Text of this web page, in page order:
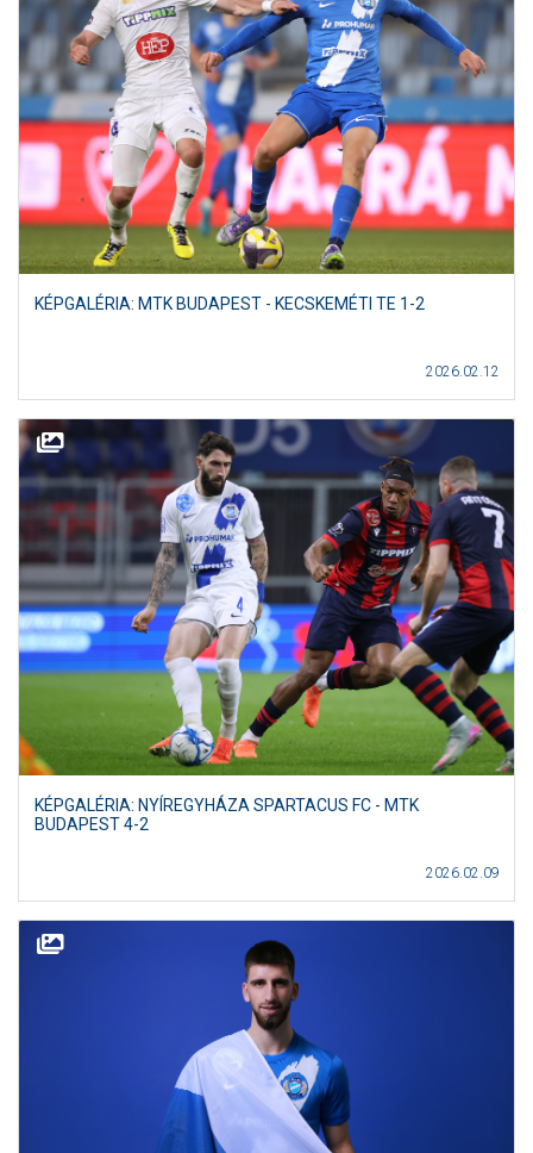
KÉPGALÉRIA: MTK BUDAPEST - KECSKEMÉTI TE 1-2
2026.02.12
KÉPGALÉRIA: NYÍREGYHÁZA SPARTACUS FC - MTK
BUDAPEST 4-2
2026.02.09